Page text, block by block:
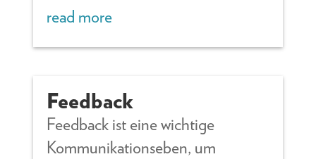
read more
Feedback
Feedback ist eine wichtige
Kommunikationseben, um